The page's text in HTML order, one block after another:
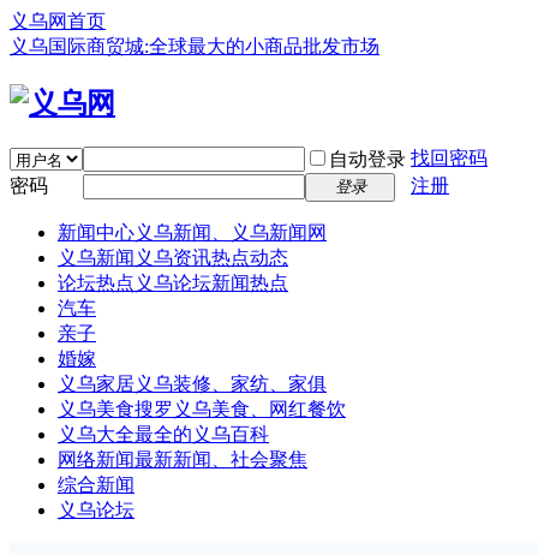
义乌网首页
义乌国际商贸城:全球最大的小商品批发市场
自动登录 找回密码
密码
登录 注册
新闻中心义乌新闻、义乌新闻网
义乌新闻 义乌资讯热点动态
论坛热点 义乌论坛新闻热点
汽车
亲子
婚嫁
义乌家居义乌装修、家纺、家俱
义乌美食搜罗义乌美食、网红餐饮
义乌大全最全的义乌百科
网络新闻最新新闻、社会聚焦
综合新闻
义乌论坛